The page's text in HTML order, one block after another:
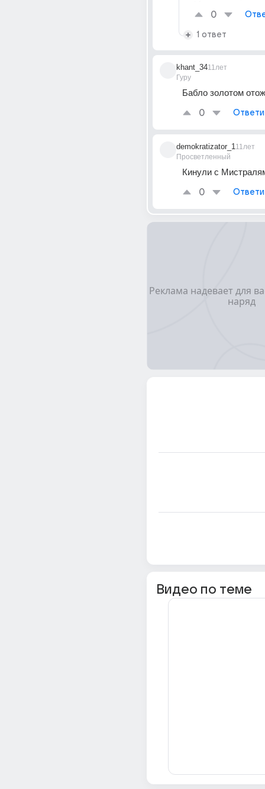
0
1 ответ
khant_34
Гуру
11лет
Бабло золотом
0
demokratizator_1
Просветленный
11лет
Кинули с
0
Видео по теме